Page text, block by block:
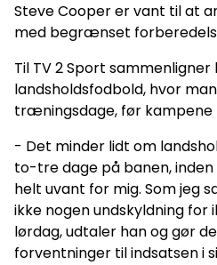
Steve Cooper er vant til at
med begrænset
Til TV 2 Sport
landsholdsfodbold, hvor
træningsdage, før kampene
- Det minder lidt om
to-tre dage på banen, inden
helt uvant for mig. Som jeg
ikke nogen undskyldning for
lørdag, udtaler han og gør
forventninger til indsatsen i